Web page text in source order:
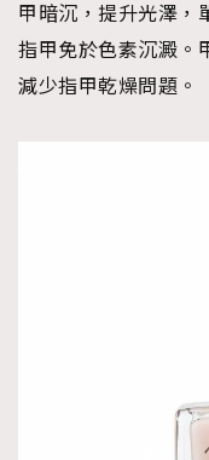
甲暗沉，提升光澤，
指甲免於色素沉澱。
減少指甲乾燥問題。